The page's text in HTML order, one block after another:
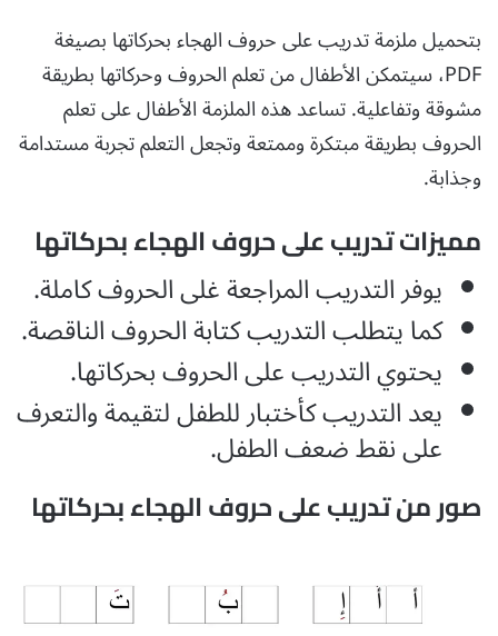
بتحميل ملزمة تدريب على حروف الهجاء بحركاتها بصيغة
PDF، سيتمكن الأطفال من تعلم الحروف وحركاتها بطريقة
مشوقة وتفاعلية. تساعد هذه الملزمة الأطفال على تعلم
الحروف بطريقة مبتكرة وممتعة وتجعل التعلم تجربة مستدامة
وجذابة.
مميزات تدريب على حروف الهجاء بحركاتها
يوفر التدريب المراجعة غلى الحروف كاملة.
كما يتطلب التدريب كتابة الحروف الناقصة.
يحتوي التدريب على الحروف بحركاتها.
يعد التدريب كأختبار للطفل لتقيمة والتعرف
على نقط ضعف الطفل.
صور من تدريب على حروف الهجاء بحركاتها